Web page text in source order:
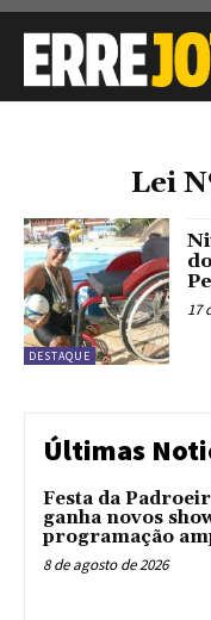
Lei
DESTAQUE
17
Últimas
Festa da
ganha novos
programação
8 de agosto de 2026